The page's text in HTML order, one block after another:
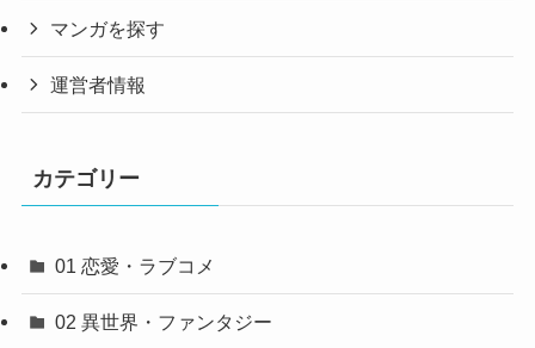
マンガを探す
運営者情報
カテゴリー
01 恋愛・ラブコメ
02 異世界・ファンタジー